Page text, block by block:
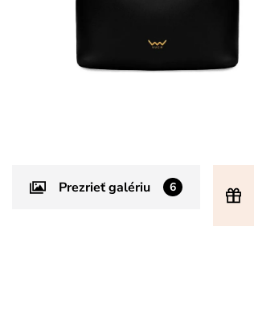
Prezrieť galériu 6